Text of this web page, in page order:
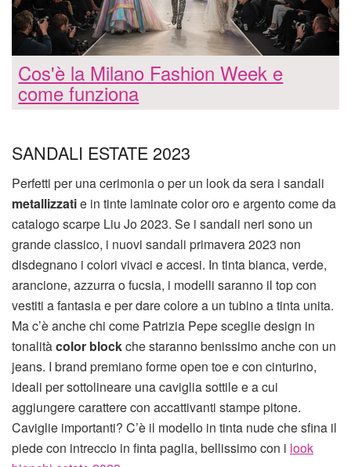
Cos'è la Milano Fashion Week e
come funziona
SANDALI ESTATE 2023
Perfetti per una cerimonia o per un look da sera i sandali
metallizzatie in tinte laminate color oro e argento come da
catalogo scarpe Liu Jo 2023. Se i sandali neri sono un
grande classico, i nuovi sandali primavera 2023 non
disdegnano i colori vivaci e accesi. In tinta bianca, verde,
arancione, azzurra o fucsia, i modelli saranno il top con
vestiti a fantasia e per dare colore a un tubino a tinta unita.
Ma c’è anche chi come Patrizia Pepe sceglie design in
tonalitàcolor blockche staranno benissimo anche con un
jeans. I brand premiano forme open toe e con cinturino,
ideali per sottolineare una caviglia sottile e a cui
aggiungere carattere con accattivanti stampe pitone.
Caviglie importanti? C’è il modello in tinta nude che sfina il
piede con intreccio in finta paglia, bellissimo con i look